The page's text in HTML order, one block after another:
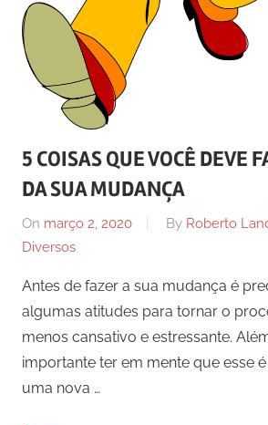
5 COISAS QUE VOCÊ DEVE
DA SUA MUDANÇA
On março 2, 2020 By Roberto
Diversos
Antes de fazer a sua mudança é
algumas atitudes para tornar o
menos cansativo e estressante.
importante ter em mente que esse
uma nova …